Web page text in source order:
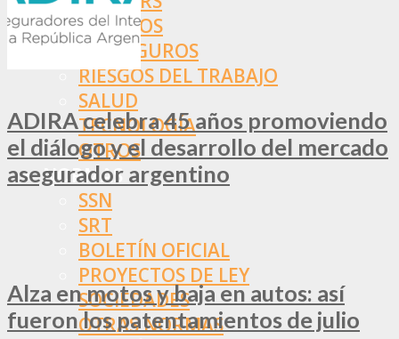
SEGUROS
REASEGUROS
RIESGOS DEL TRABAJO
SALUD
TECNOLOGÍA
OTROS
NORMAS
SSN
SRT
BOLETÍN OFICIAL
PROYECTOS DE LEY
SOCIEDADES
OTRAS NORMAS
ADIRA celebra 45 años promoviendo
el diálogo y el desarrollo del mercado
asegurador argentino
Alza en motos y baja en autos: así
fueron los patentamientos de julio